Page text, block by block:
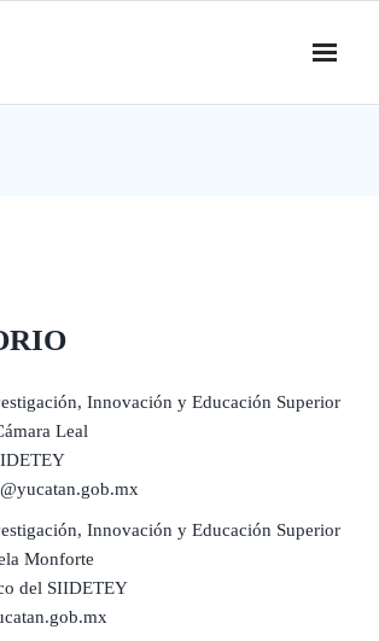
Innovación y Educación Superior
Leal
Innovación y Educación Superior
Monforte
del SIIDETEY